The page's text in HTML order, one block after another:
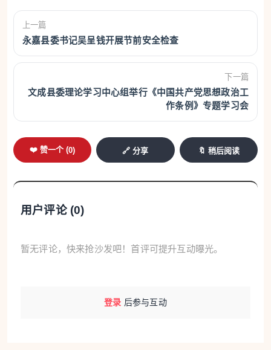
上一篇
永嘉县委书记吴呈钱开展节前安全检查
下一篇
文成县委理论学习中心组举行《中国共产党思想政治工
作条例》专题学习会
❤️ 赞一个 (0) 🔗 分享 🔖 稍后阅读
用户评论 (0)
暂无评论，快来抢沙发吧！首评可提升互动曝光。
登录 后参与互动